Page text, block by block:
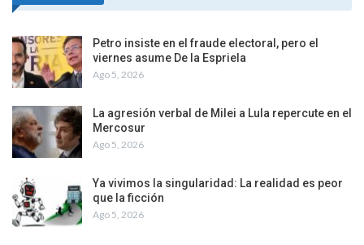
Petro insiste en el fraude electoral, pero el
viernes asume De la Espriela
Ago 5, 2026
La agresión verbal de Milei a Lula repercute en el
Mercosur
Ago 5, 2026
Ya vivimos la singularidad: La realidad es peor
que la ficción
Ago 5, 2026